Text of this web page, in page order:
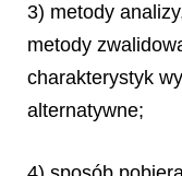
3) metody
metody
charakterystyk
alternatywne;